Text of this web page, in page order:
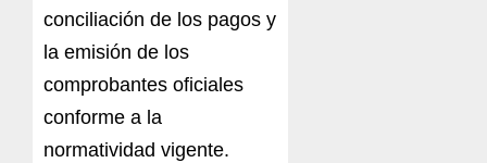
conciliación de los pagos y
la emisión de los
comprobantes oficiales
conforme a la
normatividad vigente.